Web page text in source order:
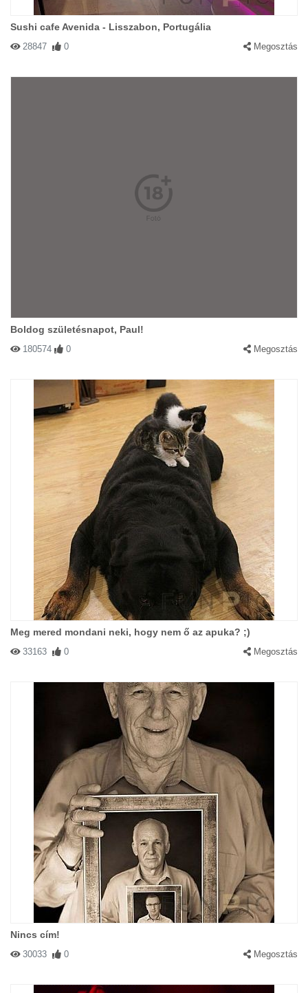
Sushi cafe Avenida - Lisszabon, Portugália
28847 0 Megosztás
Boldog születésnapot, Paul!
180574 0 Megosztás
Meg mered mondani neki, hogy nem ő az apuka? ;)
33163 0 Megosztás
Nincs cím!
30033 0 Megosztás